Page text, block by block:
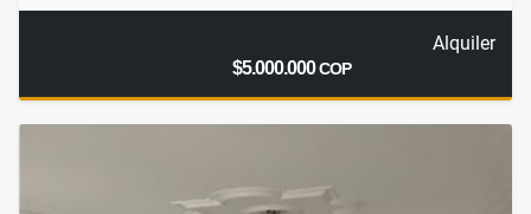
Alquiler
$5.000.000COP